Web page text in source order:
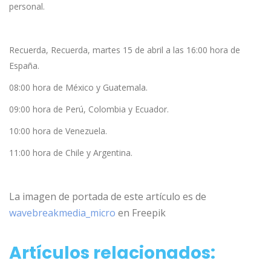
personal.
Recuerda, Recuerda, martes 15 de abril a las 16:00 hora de
España.
08:00 hora de México y Guatemala.
09:00 hora de Perú, Colombia y Ecuador.
10:00 hora de Venezuela.
11:00 hora de Chile y Argentina.
La imagen de portada de este artículo es de
wavebreakmedia_micro en Freepik
Artículos relacionados: